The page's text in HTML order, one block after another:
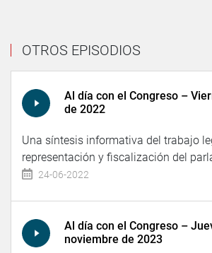
OTROS EPISODIOS
Al día con el Congreso –
de 2022
Una síntesis informativa del trabajo
representación y fiscalización del
24-06-2022
Al día con el Congreso –
noviembre de 2023